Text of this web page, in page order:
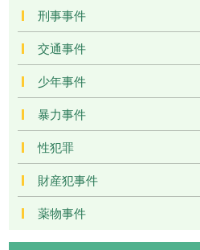
刑事事件
交通事件
少年事件
暴力事件
性犯罪
財産犯事件
薬物事件